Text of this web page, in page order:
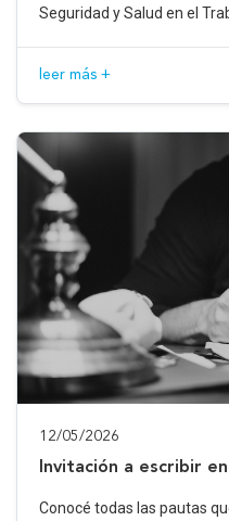
Seguridad y Salud en el
leer más +
12/05/2026
Invitación a escribir
Conocé todas las pautas